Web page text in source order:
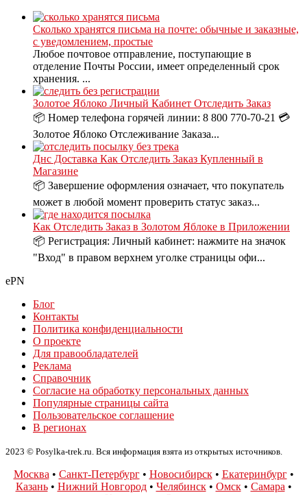
Сколько хранятся письма на почте: обычные и заказные,
с уведомлением, простые
Любое почтовое отправление, поступающие в
отделение Почты России, имеет определенный срок
хранения. ...
Золотое Яблоко Личный Кабинет Отследить Заказ
📦 Номер телефона горячей линии: 8 800 770-70-21 💳
Золотое Яблоко Отслеживание Заказа...
Днс Доставка Как Отследить Заказ Купленный в
Магазине
📦 Завершение оформления означает, что покупатель
может в любой момент проверить статус заказ...
Как Отследить Заказ в Золотом Яблоке в Приложении
📦 Регистрация: Личный кабинет: нажмите на значок
"Вход" в правом верхнем уголке страницы офи...
ePN
Блог
Контакты
Политика конфиденциальности
О проекте
Для правообладателей
Реклама
Справочник
Согласие на обработку персональных данных
Популярные страницы сайта
Пользовательское соглашение
В регионах
2023 © Posylka-trek.ru. Вся информация взята из открытых источников.
Москва • Санкт-Петербург• Новосибирск• Екатеринбург•
Казань• Нижний Новгород• Челябинск• Омск• Самара •